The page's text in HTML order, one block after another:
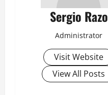
Sergio Razo
Administrator
Visit Website
View All Posts